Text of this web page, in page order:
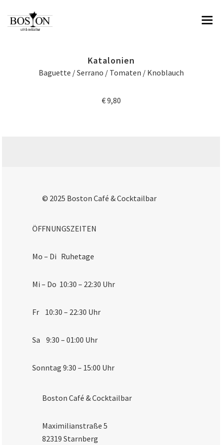
ÜBER UNS
Katalonien
Baguette / Serrano / Tomaten / Knoblauch
€ 9,80
© 2025 Boston Café & Cocktailbar
ÖFFNUNGSZEITEN
Mo – Di Ruhetage
Mi – Do 10:30 – 22:30 Uhr
Fr 10:30 – 22:30 Uhr
Sa 9:30 – 01:00 Uhr
Sonntag 9:30 – 15:00 Uhr
Boston Café & Cocktailbar
Maximilianstraße 5
82319 Starnberg